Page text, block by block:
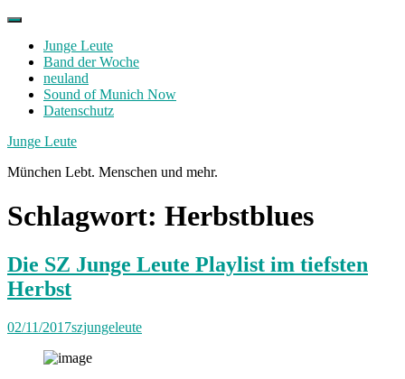
Skip
contentJunge Leute
Band der Woche
neuland
Sound of Munich Now
Datenschutz
Facebook
Twitter
Instagram
Junge Leute
München Lebt. Menschen und mehr.
Schlagwort: Herbstblues
Die SZ Junge Leute Playlist im tiefsten
Herbst
02/11/2017szjungeleute